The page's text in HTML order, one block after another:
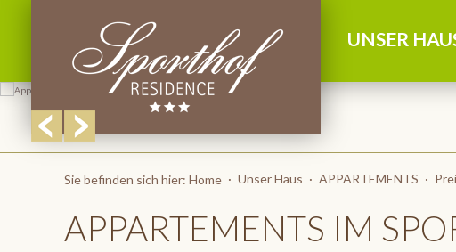
UNSER
Sie befinden sich hier: Home Unser Haus APPARTEMENTS
APPARTEMENTS IM